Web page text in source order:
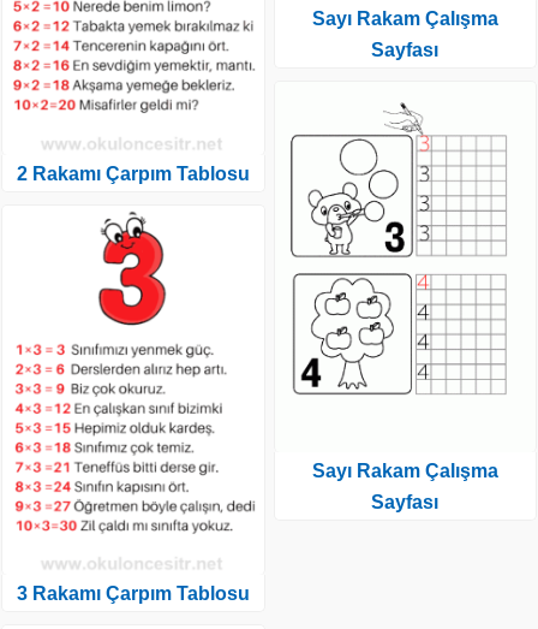
2 Rakamı Çarpım Tablosu
3 Rakamı Çarpım Tablosu
Sayı Rakam Çalışma
Sayfası
Sayı Rakam Çalışma
Sayfası